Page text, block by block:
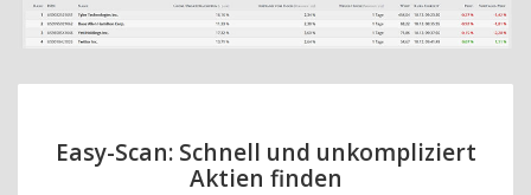
Easy-Scan: Schnell und unkompliziert
Aktien finden